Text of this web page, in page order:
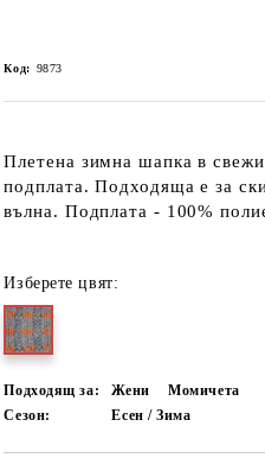
Код: 9873
Плетена зимна шапка в
подплата. Подходяща е за
вълна. Подплата - 100%
Изберете цвят:
Подходящ за: Жени
Момичета
Сезон:
Есен / Зима